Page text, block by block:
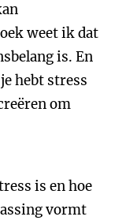
weet ik dat
is. En
hebt stress
om
is en hoe
vormt